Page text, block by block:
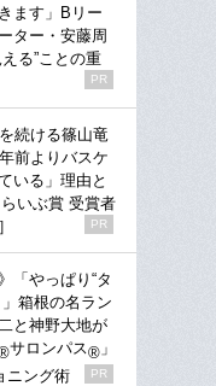
ます」Bリー
ター・安藤周
る”ことの重
PR
続ける篠山竜
前よりバスケ
いる」理由と
いぶ賞 受賞者
PR
「やっぱり“タ
箱根の名ラン
と神野大地が
サロンパス® 」
ニング術
PR